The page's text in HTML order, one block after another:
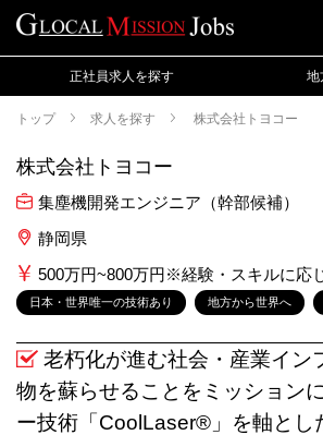
正社員求人を探す 地
トップ 求人を探す 株式会社トヨコー
株式会社トヨコー
集塵機開発エンジニア（幹部候補）
静岡県
500万円~800万円※経験・スキルに応
日本・世界唯一の技術あり 地方から世界へ
老朽化が進む社会・産業イン
物を蘇らせることをミッション
ー技術「CoolLaser®」を軸とし